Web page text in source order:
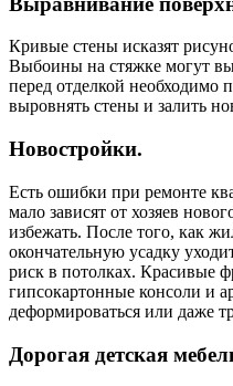
Кривые стены исказят
Выбоины на стяжке могут
перед отделкой необходимо
выровнять стены и залить
Новостройки.
Есть ошибки при ремонте
мало зависят от хозяев
избежать. После того, как
окончательную усадку
риск в потолках. Красивые
гипсокартонные консоли и
деформироваться или даже
Дорогая детская